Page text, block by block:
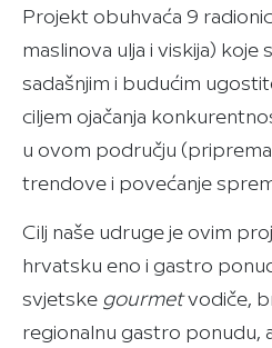
Projekt obuhvaća 9
maslinova ulja i viskija) koje
sadašnjim i budućim
ciljem ojačanja
u ovom području
trendove i povećanje
Cilj naše udruge je ovim
hrvatsku eno i gastro
svjetske gourmetvodiče,
regionalnu gastro ponudu,